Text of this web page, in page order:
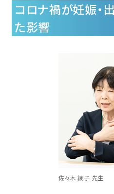
コロナ禍が妊娠・
た影響
佐々木 綾子 先生